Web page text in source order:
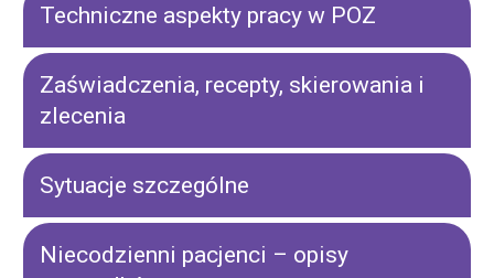
Techniczne aspekty pracy w POZ
Zaświadczenia, recepty, skierowania i
zlecenia
Sytuacje szczególne
Niecodzienni pacjenci – opisy